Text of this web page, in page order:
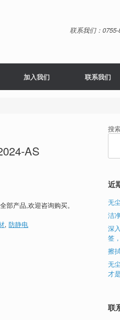
联系我们：
加入我们 联系我们
AS
部产品,欢迎咨询购买。
,防静电
搜
近
无
洁
深
签
擦
无
才
联